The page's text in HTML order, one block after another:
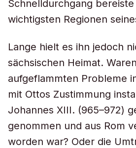
Schnelldurchgang
wichtigsten Regionen
Lange hielt es ihn jedoch
sächsischen Heimat.
aufgeflammten Probleme
mit Ottos Zustimmung
Johannes XIII. (965–972)
genommen und aus Rom
worden war? Oder die